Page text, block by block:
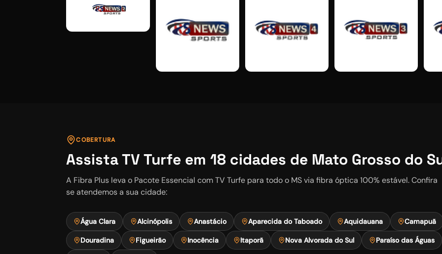
COBERTURA
AssistaTV Turfe em18 cidades de Mato Grosso do
A Fibra Plus leva o Pacote Essencial comTV Turfe para todo o MS via fibra óptica 100% estável. Confira
se atendemos a sua cidade:
Água Clara Alcinópolis Anastácio Aparecida do Taboado Aquidauana Camapuã
Douradina Figueirão Inocência Itaporã Nova Alvorada do Sul Paraíso das Águas